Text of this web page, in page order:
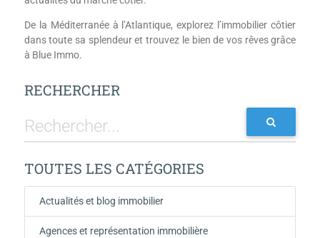
De la Méditerranée à l’Atlantique, explorez l’immobilier côtier
dans toute sa splendeur et trouvez le bien de vos rêves grâce
à Blue Immo.
RECHERCHER
TOUTES LES CATÉGORIES
Actualités et blog immobilier
Agences et représentation immobilière